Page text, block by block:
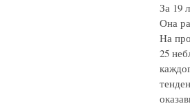
За 19
Она
На
25